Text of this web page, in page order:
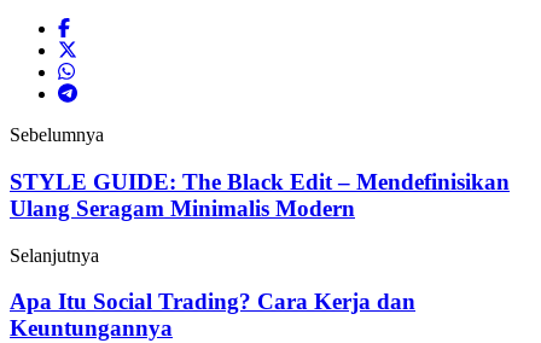
Sebelumnya
STYLE GUIDE: The Black Edit – Mendefinisikan
Ulang Seragam Minimalis Modern
Selanjutnya
Apa Itu Social Trading? Cara Kerja dan
Keuntungannya